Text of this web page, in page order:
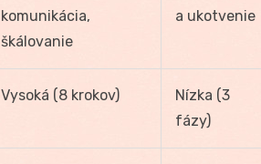
komunikácia,
škálovanie
a ukotvenie
Vysoká (8 krokov)
Nízka (3
fázy)